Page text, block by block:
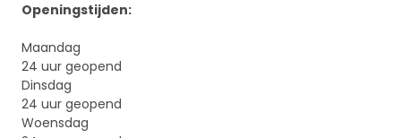
Openingstijden:
Maandag
24 uur geopend
Dinsdag
24 uur geopend
Woensdag